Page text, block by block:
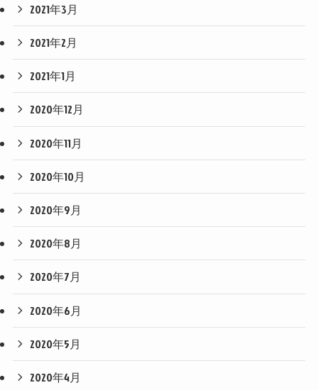
2021年3月
2021年2月
2021年1月
2020年12月
2020年11月
2020年10月
2020年9月
2020年8月
2020年7月
2020年6月
2020年5月
2020年4月